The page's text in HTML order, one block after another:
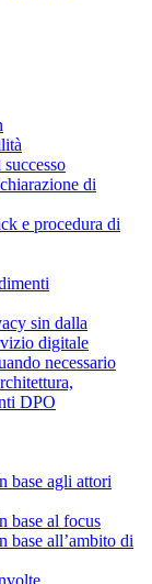
di
e procedura di
sin dalla
digitale
necessario
DPO
base agli attori
base al focus
base all’ambito di